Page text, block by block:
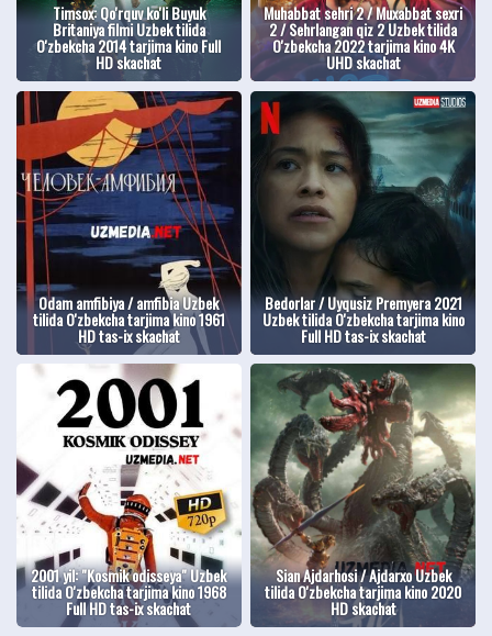
Timsox: Qo'rquv ko'li Buyuk
Britaniya filmi Uzbek tilida
O'zbekcha 2014 tarjima kino Full
HD skachat
Muhabbat sehri 2 / Muxabbat sexri
2 / Sehrlangan qiz 2 Uzbek tilida
O'zbekcha 2022 tarjima kino 4K
UHD skachat
Odam amfibiya / amfibia Uzbek
tilida O'zbekcha tarjima kino 1961
HD tas-ix skachat
Bedorlar / Uyqusiz Premyera 2021
Uzbek tilida O'zbekcha tarjima kino
Full HD tas-ix skachat
2001 yil: "Kosmik odisseya" Uzbek
tilida O'zbekcha tarjima kino 1968
Full HD tas-ix skachat
Sian Ajdarhosi / Ajdarxo Uzbek
tilida O'zbekcha tarjima kino 2020
HD skachat